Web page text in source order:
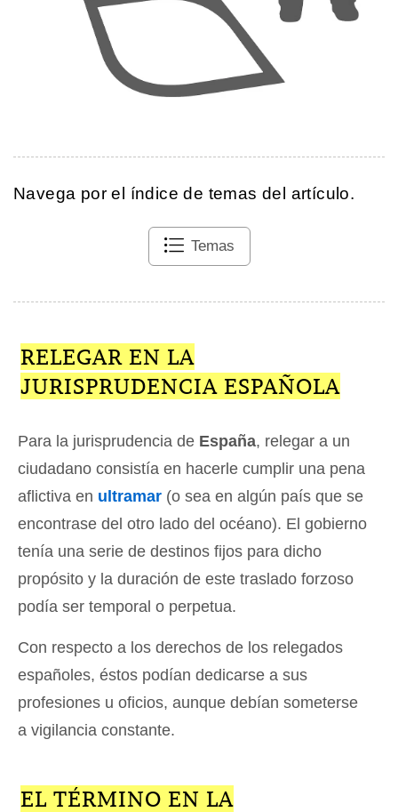
Navega por el índice de temas del artículo.
Temas
RELEGAR EN LA
JURISPRUDENCIA ESPAÑOLA
Para la jurisprudencia de España, relegar a un
ciudadano consistía en hacerle cumplir una pena
aflictiva en ultramar (o sea en algún país que se
encontrase del otro lado del océano). El gobierno
tenía una serie de destinos fijos para dicho
propósito y la duración de este traslado forzoso
podía ser temporal o perpetua.
Con respecto a los derechos de los relegados
españoles, éstos podían dedicarse a sus
profesiones u oficios, aunque debían someterse
a vigilancia constante.
EL TÉRMINO EN LA